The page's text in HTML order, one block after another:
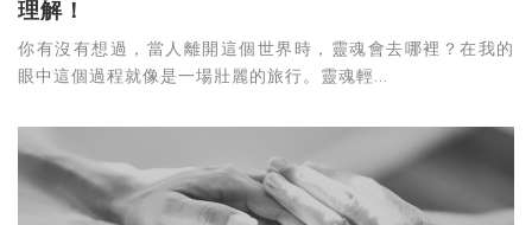
理解！
你有沒有想過，當人離開這個世界時，靈魂會去哪裡？在我的
眼中這個過程就像是一場壯麗的旅行。靈魂輕...